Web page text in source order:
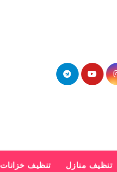
تنظيف منازل تنظيف خزانات